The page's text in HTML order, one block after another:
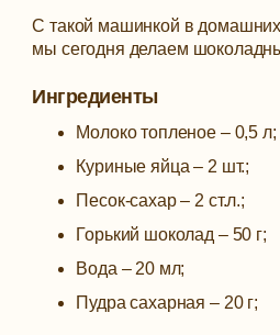
С такой машинкой в
мы сегодня делаем
Ингредиенты
Молоко топленое – 0,5 л;
Куриные яйца – 2 шт.;
Песок-сахар – 2 ст.л.;
Горький шоколад – 50 г;
Вода – 20 мл;
Пудра сахарная – 20 г;